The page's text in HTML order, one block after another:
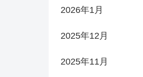
2026年1月
2025年12月
2025年11月